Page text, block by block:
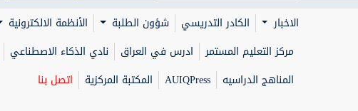
الاخبار
الكادر التدريسي شؤون الطلبة الأنظمة الالكترونية
مركز التعليم المستمر
ادرس في العراق نادي الذكاء الاصطناعي
المناهج الدراسيه
AUIQPress المكتبة المركزية اتصل بنا